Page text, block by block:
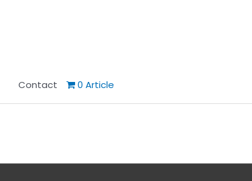
Contact 0 Article